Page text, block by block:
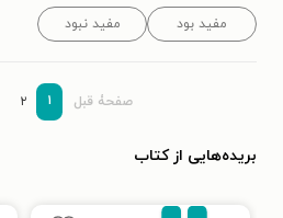
مفید بود مفید نبود
صفحۀ قبل ۱ ۲
بریده‌هایی از کتاب